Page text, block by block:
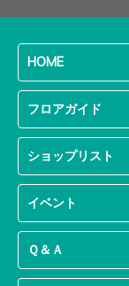
HOME
フロアガイド
ショップリスト
イベント
Ｑ＆Ａ